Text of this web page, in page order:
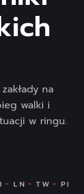
na
walki i
w ringu.